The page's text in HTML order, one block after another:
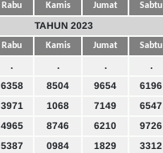
Rabu Kamis Jumat Sabtu
TAHUN 2023
Rabu Kamis Jumat Sabtu
. . . .
6358 8504 9654 6196
3971 1068 7149 6547
4965 8746 6210 9726
5387 0984 1829 3312